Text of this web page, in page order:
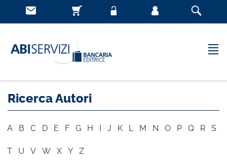
Ricerca Autori
A B C D E F G H I J K L M N O P Q R S
T U V W X Y Z